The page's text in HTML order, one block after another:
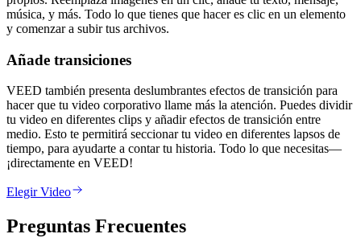
música, y más. Todo lo que tienes que hacer es clic en un elemento
y comenzar a subir tus archivos.
Añade transiciones
VEED también presenta deslumbrantes efectos de transición para
hacer que tu video corporativo llame más la atención. Puedes dividir
tu video en diferentes clips y añadir efectos de transición entre
medio. Esto te permitirá seccionar tu video en diferentes lapsos de
tiempo, para ayudarte a contar tu historia. Todo lo que necesitas—
¡directamente en VEED!
Elegir Video
Preguntas Frecuentes